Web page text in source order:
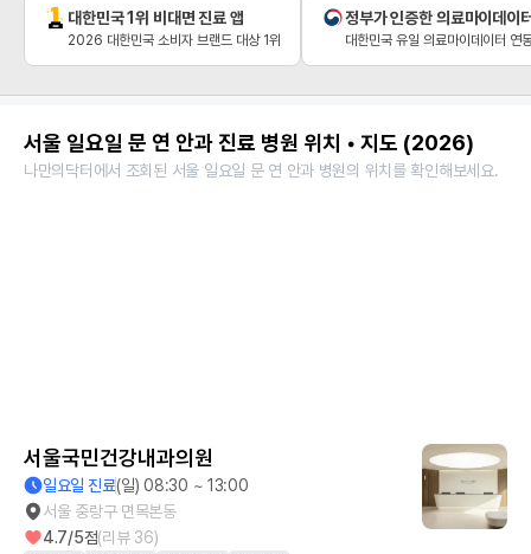
대한민국 1위 비대면 진료 앱
2026 대한민국 소비자 브랜드 대상 1위
정부가 인증한 의료마이데이
대한민국 유일 의료마이데이터 연
서울 일요일 문 연 안과 진료 병원 위치 • 지도 (2026)
나만의닥터에서 조회된 서울 일요일 문 연 안과 병원의 위치를 확인해보세요.
서울국민건강내과의원
일요일 진료(일) 08:30 ~ 13:00
서울 중랑구 면목본동
4.7/5점(리뷰 36)